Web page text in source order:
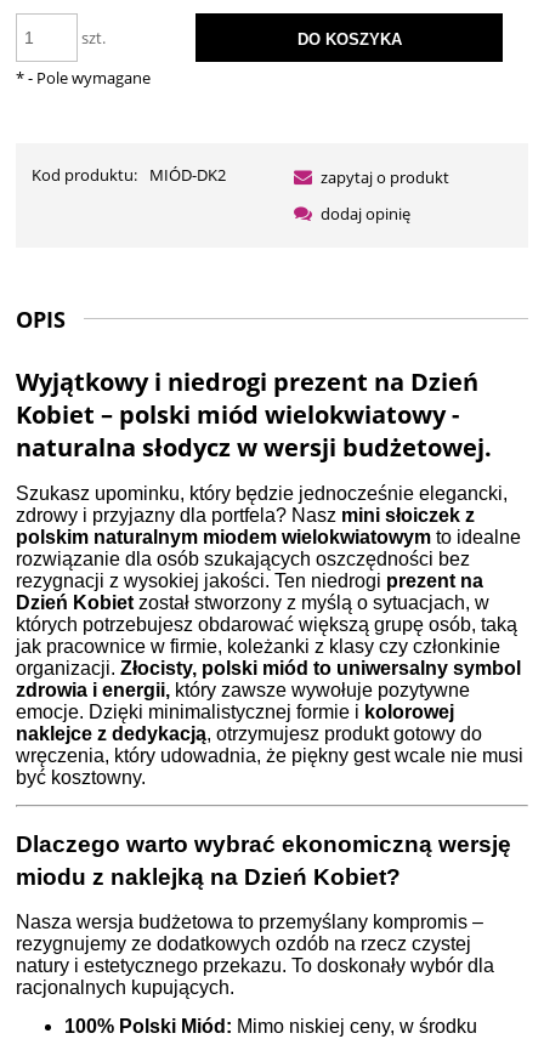
szt. DO KOSZYKA
*- Pole wymagane
Kod produktu: MIÓD-DK2
zapytaj o produkt
dodaj opinię
OPIS
Wyjątkowy i niedrogi prezent na Dzień
Kobiet – polski miód wielokwiatowy -
naturalna słodycz w wersji budżetowej.
Szukasz upominku, który będzie jednocześnie elegancki,
zdrowy i przyjazny dla portfela? Nasz mini słoiczek z
polskim naturalnym miodem wielokwiatowym to idealne
rozwiązanie dla osób szukających oszczędności bez
rezygnacji z wysokiej jakości. Ten niedrogi prezent na
Dzień Kobiet został stworzony z myślą o sytuacjach, w
których potrzebujesz obdarować większą grupę osób, taką
jak pracownice w firmie, koleżanki z klasy czy członkinie
organizacji. Złocisty, polski miód to uniwersalny symbol
zdrowia i energii, który zawsze wywołuje pozytywne
emocje. Dzięki minimalistycznej formie i kolorowej
naklejce z dedykacją, otrzymujesz produkt gotowy do
wręczenia, który udowadnia, że piękny gest wcale nie musi
być kosztowny.
Dlaczego warto wybrać ekonomiczną wersję
miodu z naklejką na Dzień Kobiet?
Nasza wersja budżetowa to przemyślany kompromis –
rezygnujemy ze dodatkowych ozdób na rzecz czystej
natury i estetycznego przekazu. To doskonały wybór dla
racjonalnych kupujących.
100% Polski Miód: Mimo niskiej ceny, w środku